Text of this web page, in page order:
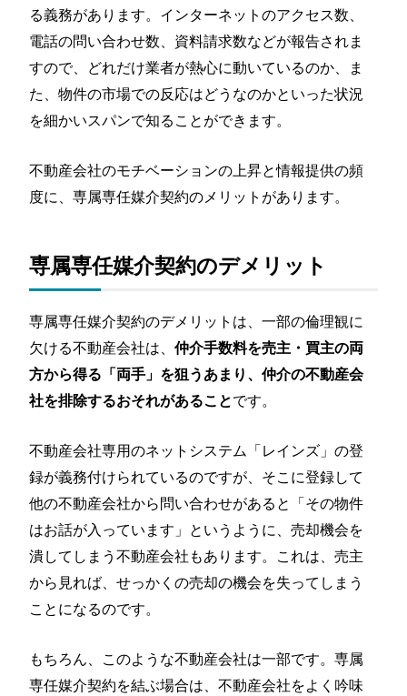
る義務があります。インターネットのアクセス数、
電話の問い合わせ数、資料請求数などが報告されま
すので、どれだけ業者が熱心に動いているのか、ま
た、物件の市場での反応はどうなのかといった状況
を細かいスパンで知ることができます。
不動産会社のモチベーションの上昇と情報提供の頻
度に、専属専任媒介契約のメリットがあります。
専属専任媒介契約のデメリット
専属専任媒介契約のデメリットは、一部の倫理観に
欠ける不動産会社は、仲介手数料を売主・買主の両
方から得る「両手」を狙うあまり、仲介の不動産会
社を排除するおそれがあることです。
不動産会社専用のネットシステム「レインズ」の登
録が義務付けられているのですが、そこに登録して
他の不動産会社から問い合わせがあると「その物件
はお話が入っています」というように、売却機会を
潰してしまう不動産会社もあります。これは、売主
から見れば、せっかくの売却の機会を失ってしまう
ことになるのです。
もちろん、このような不動産会社は一部です。専属
専任媒介契約を結ぶ場合は、不動産会社をよく吟味